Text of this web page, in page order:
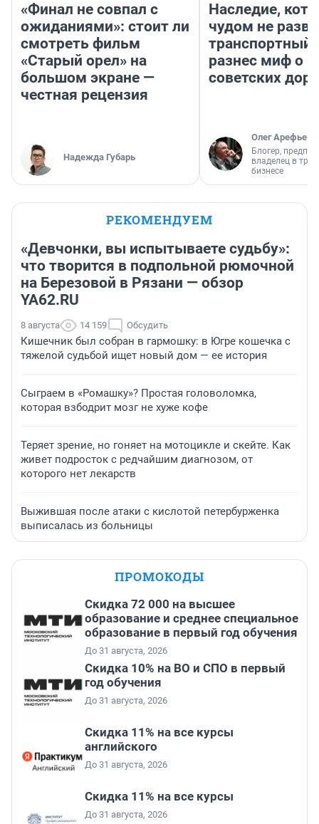
«Финал не совпал с
ожиданиями»: стоит ли
смотреть фильм
«Старый орел» на
большом экране —
честная рецензия
Надежда Губарь
Наследие,
чудом не
транспортный
разнес миф о
советских
Олег Арефьев
Блогер,
владелец в
бизнесе
РЕКОМЕНДУЕМ
«Девчонки, вы испытываете судьбу»:
что творится в подпольной рюмочной
на Березовой в Рязани — обзор
YA62.RU
8 августа 14 159 Обсудить
Кишечник был собран в гармошку: в Югре кошечка с
тяжелой судьбой ищет новый дом — ее история
Сыграем в «Ромашку»? Простая головоломка,
которая взбодрит мозг не хуже кофе
Теряет зрение, но гоняет на мотоцикле и скейте. Как
живет подросток с редчайшим диагнозом, от
которого нет лекарств
Выжившая после атаки с кислотой петербурженка
выписалась из больницы
ПРОМОКОДЫ
Скидка 72 000 на высшее
образование и среднее специальное
образование в первый год обучения
До 31 августа, 2026
Скидка 10% на ВО и СПО в первый
год обучения
До 31 августа, 2026
Скидка 11% на все курсы
английского
До 31 августа, 2026
Скидка 11% на все курсы
До 31 августа, 2026